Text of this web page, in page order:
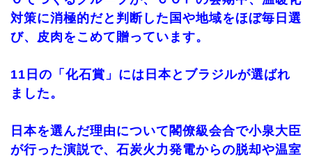
対策に消極的だと判断した国や地域をほぼ毎日選
び、皮肉をこめて贈っています。
11日の「化石賞」には日本とブラジルが選ばれ
ました。
日本を選んだ理由について閣僚級会合で小泉大臣
が行った演説で、石炭火力発電からの脱却や温室